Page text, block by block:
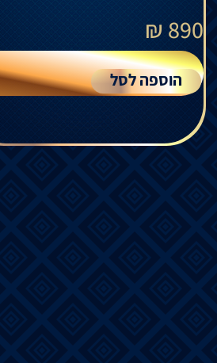
890
₪
הוספה לסל